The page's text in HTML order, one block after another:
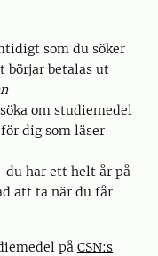
som du söker
betalas ut
om studiemedel
dig som läser
du har ett helt år på
att ta när du får
på CSN:s